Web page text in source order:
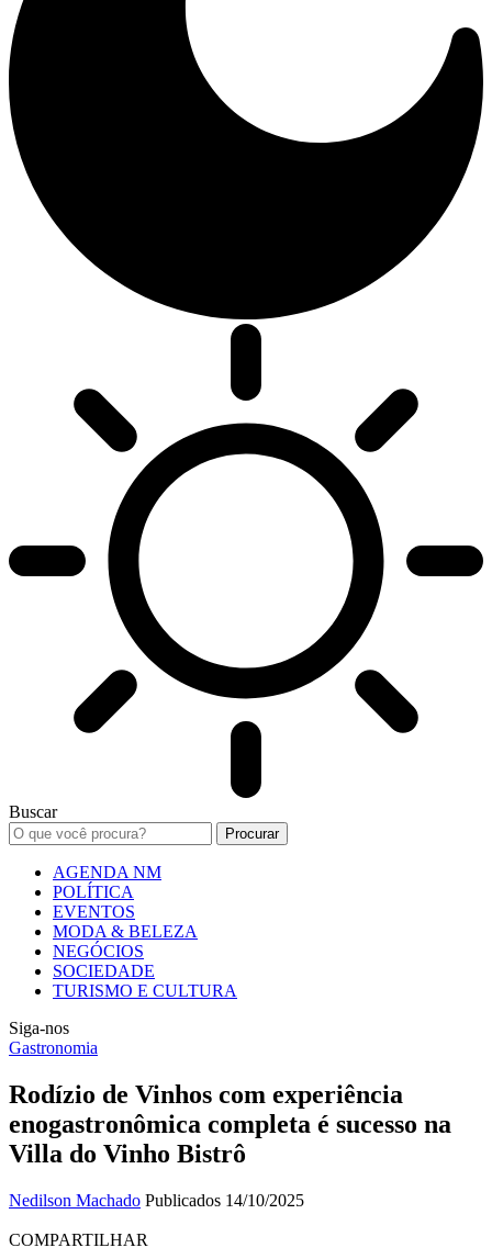
Buscar
AGENDA NM
POLÍTICA
EVENTOS
MODA & BELEZA
NEGÓCIOS
SOCIEDADE
TURISMO E CULTURA
Siga-nos
Gastronomia
Rodízio de Vinhos com experiência
enogastronômica completa é sucesso na
Villa do Vinho Bistrô
Nedilson Machado Publicados 14/10/2025
COMPARTILHAR